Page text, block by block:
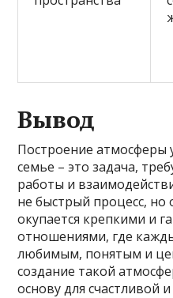
Вывод
Построение атмосферы
семье – это задача,
работы и
не быстрый процесс,
окупается крепкими и
отношениями, где
любимым, понятым и
создание такой
основу для